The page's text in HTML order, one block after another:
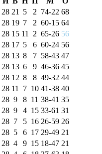
28 21 5 2 74-22 68
28 19 7 2 60-15 64
28 15 11 2 65-26 56
28 17 5 6 60-24 56
28 13 8 7 58-43 47
28 13 6 9 46-36 45
28 12 8 8 49-32 44
28 11 7 10 41-38 40
28 9 8 11 38-41 35
28 9 4 15 33-61 31
28 7 5 16 26-59 26
28 5 6 17 29-49 21
28 4 9 15 18-47 21